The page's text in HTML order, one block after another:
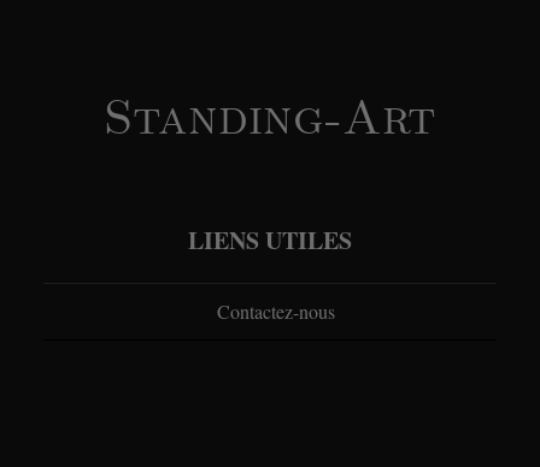
Standing-Art
LIENS UTILES
Contactez-nous